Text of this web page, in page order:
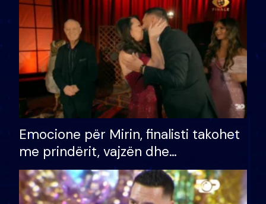
të fituar çmimin e madh
Emocione për Mirin, finalisti takohet
me prindërit, vajzën dhe
bashkëshorten: S’kemi ndonjë letër
divorci apo jo?